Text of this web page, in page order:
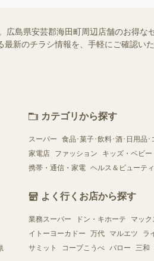
島県安芸郡海田町周辺店舗のお得な
新のチラシ情報を、手軽にご確認い
カテゴリから探す
スーパー 食品･菓子･飲料･酒･日用品･
家電店
ファッション キッズ・ベビ
携帯・通信・家電 ヘルス＆ビューテ
よく行くお店から探す
業務スーパー ドン・キホーテ マック
イトーヨーカドー
万代 マルエツ ラ
サミット
コープこうべ バロー 三和